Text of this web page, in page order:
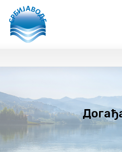
Портрет ЈВП
Вода без граница